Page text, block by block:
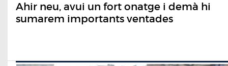
Ahir neu, avui un fort onatge i demà hi
sumarem importants ventades